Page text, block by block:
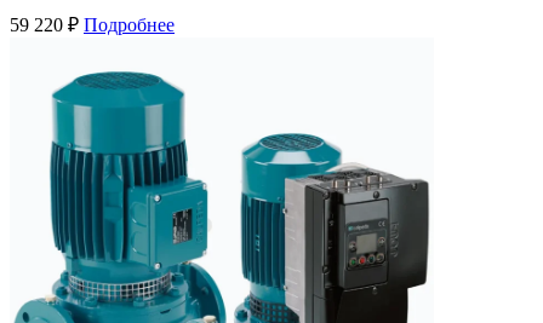
59 220 ₽ Подробнее